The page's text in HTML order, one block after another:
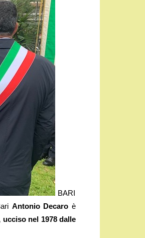
BARI
Antonio Decaro è
nel 1978 dalle